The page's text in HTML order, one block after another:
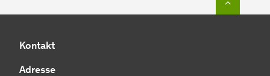
Kontakt
Adresse